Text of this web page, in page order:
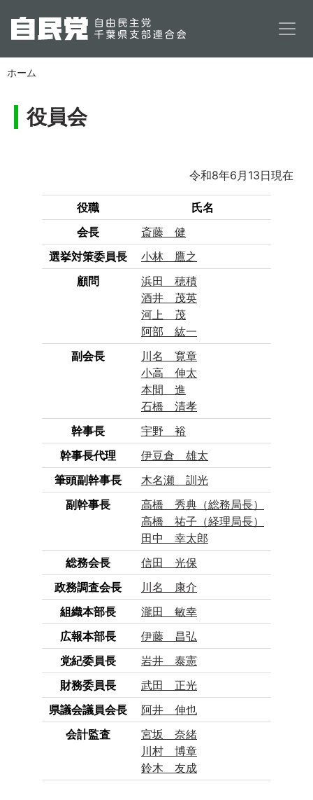
ホーム
役員会
令和8年6月13日現在
役職
氏名
会長
斎藤 健
選挙対策委員長
小林 鷹之
顧問
浜田 穂積
酒井 茂英
河上 茂
阿部 紘一
副会長
川名 寛章
小高 伸太
本間 進
石橋 清孝
幹事長
宇野 裕
幹事長代理
伊豆倉 雄太
筆頭副幹事長
木名瀬 訓光
副幹事長
高橋 秀典（総務局長）
高橋 祐子（経理局長）
田中 幸太郎
総務会長
信田 光保
政務調査会長
川名 康介
組織本部長
瀧田 敏幸
広報本部長
伊藤 昌弘
党紀委員長
岩井 泰憲
財務委員長
武田 正光
県議会議員会長
阿井 伸也
会計監査
宮坂 奈緒
川村 博章
鈴木 友成